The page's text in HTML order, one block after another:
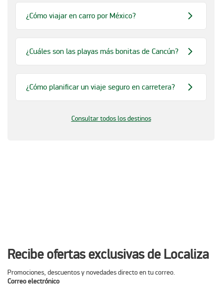
¿Cómo viajar en carro por México?
¿Cuáles son las playas más bonitas de Cancún?
¿Cómo planificar un viaje seguro en carretera?
Consultar todos los destinos
Recibe ofertas exclusivas de Localiza
Promociones, descuentos y novedades directo en tu correo.
Correo electrónico